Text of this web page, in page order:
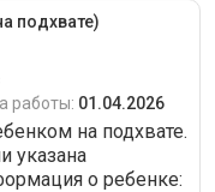
подхвате)
работы: 01.04.2026
на подхвате.
указана
о ребенке: